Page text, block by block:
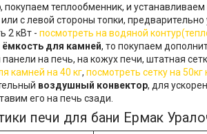
, покупаем теплообменник, и
с левой стороны топки,
2 кВт - посмотреть на водяной
ёмкость для камней, то покупаем
на печь, на кожух печи, штатная
камней на 40 кг, посмотреть сетку на 50кг
воздушный конвектор, для
его на печь сзади.
печи для бани Ермак